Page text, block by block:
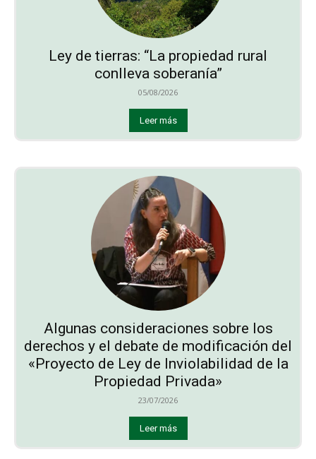
Ley de tierras: “La propiedad rural
conlleva soberanía”
05/08/2026
Leer más
Algunas consideraciones sobre los
derechos y el debate de modificación del
«Proyecto de Ley de Inviolabilidad de la
Propiedad Privada»
23/07/2026
Leer más